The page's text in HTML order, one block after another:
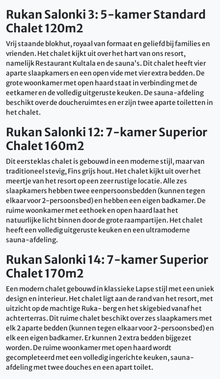
Rukan Salonki 3: 5-kamer Standard
Chalet 120m2
Vrij staande blokhut, royaal van formaat en geliefd bij families en
vrienden. Het chalet kijkt uit over het hart van ons resort,
namelijk Restaurant Kultala en de sauna’s. Dit chalet heeft vier
aparte slaapkamers en een open vide met vier extra bedden. De
grote woonkamer met open haard staat in verbinding met de
eetkamer en de volledig uitgeruste keuken. De sauna-afdeling
beschikt over de doucheruimtes en er zijn twee aparte toiletten in
het chalet.
Rukan Salonki 12: 7-kamer Superior
Chalet 160m2
Dit eersteklas chalet is gebouwd in een moderne stijl, maar van
traditioneel stevig, Fins grijs hout. Het chalet kijkt uit over het
meertje van het resort op een zeer rustige locatie. Alle zes
slaapkamers hebben twee eenpersoonsbedden (kunnen tegen
elkaar voor 2-persoonsbed) en hebben een eigen badkamer. De
ruime woonkamer met eethoek en open haard laat het
natuurlijke licht binnen door de grote raampartijen. Het chalet
heeft een volledig uitgeruste keuken en een ultramoderne
sauna-afdeling.
Rukan Salonki 14: 7-kamer Superior
Chalet 170m2
Een modern chalet gebouwd in klassieke Lapse stijl met een uniek
design en interieur. Het chalet ligt aan de rand van het resort, met
uitzicht op de machtige Ruka- berg en het skigebied vanaf het
achterterras. Dit ruime chalet beschikt over zes slaapkamers met
elk 2 aparte bedden (kunnen tegen elkaar voor 2-persoonsbed) en
elk een eigen badkamer. Er kunnen 2 extra bedden bijgezet
worden. De ruime woonkamer met open haard wordt
gecompleteerd met een volledig ingerichte keuken, sauna-
afdeling met twee douches en een apart toilet.